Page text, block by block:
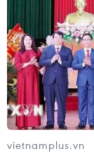
vietnamplus.vn